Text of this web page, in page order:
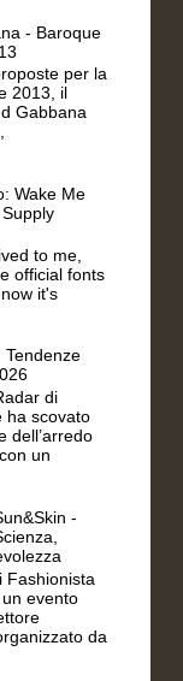
- Baroque
per la
2013, il
Gabbana
Wake Me
to me,
official fonts
it's
Tendenze
di
ha scovato
dell’arredo
un
-
Fashionista
evento
da